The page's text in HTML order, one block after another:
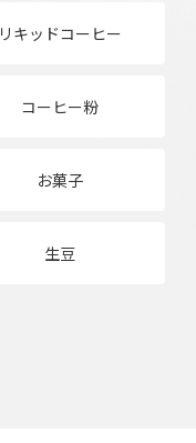
リキッドコーヒー
コーヒー粉
お菓子
生豆